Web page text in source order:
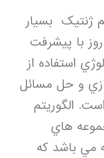
ژنتيک بسيار
با پيشرفت
استفاده از
و حل مسائل
الگوريتم
هاي
مي باشد که